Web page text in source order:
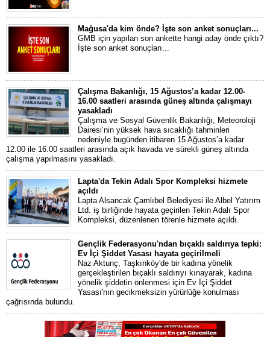
Mağusa'da kim önde? İşte son anket sonuçları...
GMB için yapılan son ankette hangi aday önde çıktı?
İşte son anket sonuçları...
Çalışma Bakanlığı, 15 Ağustos’a kadar 12.00-
16.00 saatleri arasında güneş altında çalışmayı
yasakladı
Çalışma ve Sosyal Güvenlik Bakanlığı, Meteoroloji
Dairesi’nin yüksek hava sıcaklığı tahminleri
nedeniyle bugünden itibaren 15 Ağustos’a kadar
12.00 ile 16.00 saatleri arasında açık havada ve sürekli güneş altında
çalışma yapılmasını yasakladı.
Lapta'da Tekin Adalı Spor Kompleksi hizmete
açıldı
Lapta Alsancak Çamlıbel Belediyesi ile Albel Yatırım
Ltd. iş birliğinde hayata geçirilen Tekin Adalı Spor
Kompleksi, düzenlenen törenle hizmete açıldı.
Gençlik Federasyonu'ndan bıçaklı saldırıya tepki:
Ev İçi Şiddet Yasası hayata geçirilmeli
Naz Aktunç, Taşkınköy'de bir kadına yönelik
gerçekleştirilen bıçaklı saldırıyı kınayarak, kadına
yönelik şiddetin önlenmesi için Ev İçi Şiddet
Yasası'nın gecikmeksizin yürürlüğe konulması
çağrısında bulundu.